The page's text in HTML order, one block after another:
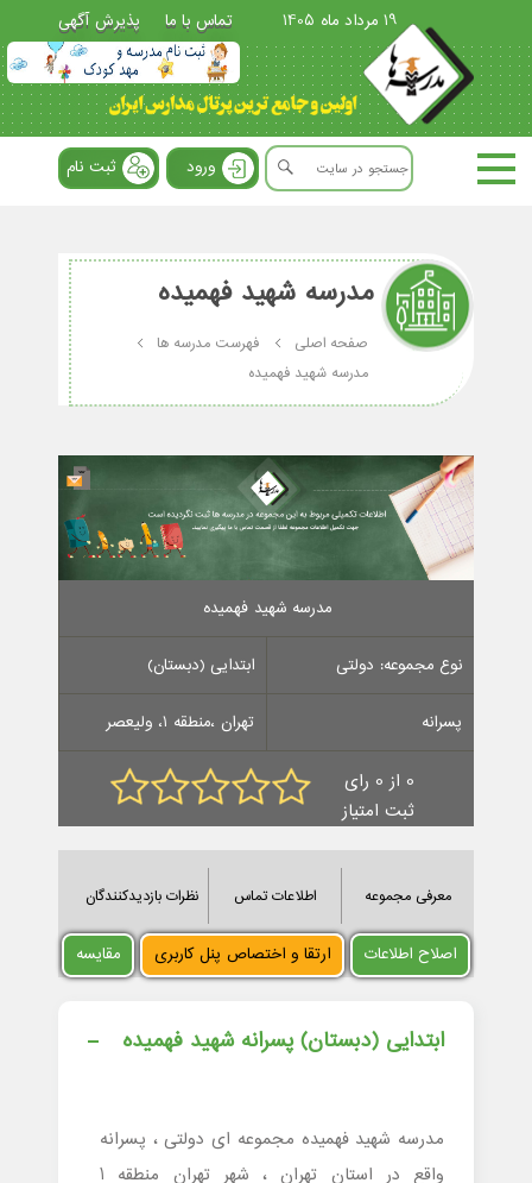
19 مرداد ماه 1405 تماس با ما پذیرش آگهی
ورود ثبت نام
مدرسه شهید فهمیده
صفحه اصلی
فهرست مدرسه ها
مدرسه شهید فهمیده
مدرسه شهید فهمیده
نوع مجموعه: دولتی ابتدایی (دبستان)
پسرانه تهران ،منطقه 1، ولیعصر
0 از 0 رای
ثبت امتیاز
معرفی مجموعه اطلاعات تماس نظرات بازدیدکنندگان
اصلاح اطلاعات ارتقا و اختصاص پنل کاربری مقایسه
ابتدایی (دبستان) پسرانه شهید فهمیده
مدرسه شهید فهمیده مجموعه ای دولتی ، پسرانه
واقع در استان تهران ، شهر تهران منطقه 1